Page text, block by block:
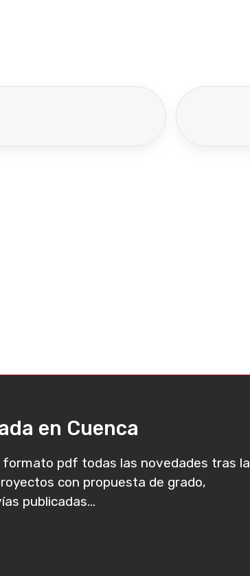
en Cuenca
pdf todas las novedades tras la
con propuesta de grado,
publicadas...